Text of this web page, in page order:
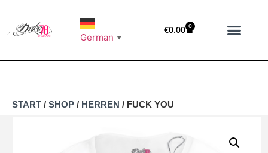
German ▼
€0.00 0
START / SHOP / HERREN / FUCK YOU